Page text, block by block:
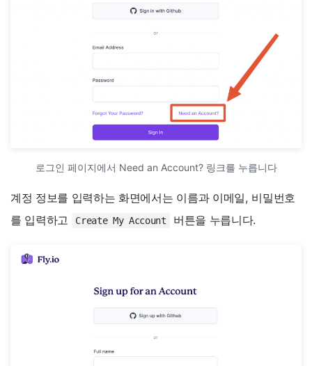
로그인 페이지에서 Need an Account? 링크를 누릅니다
계정 정보를 입력하는 화면에서는 이름과 이메일, 비밀번호
를 입력하고
Create My Account 버튼을 누릅니다.